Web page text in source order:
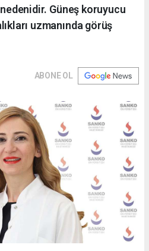
nedenidir. Güneş koruyucu
uzmanında görüş
ABONE OL